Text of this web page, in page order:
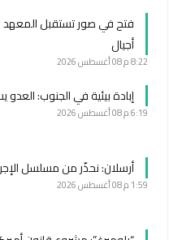
فتح في صور تستقبل المعهد
أجيال
8:22 م 08 أغسطس 2026
إبادة بيئية في الجنوب: العدو
6:19 م 08 أغسطس 2026
أرسلان: نحذّر من مسلسل
1:59 م 08 أغسطس 2026